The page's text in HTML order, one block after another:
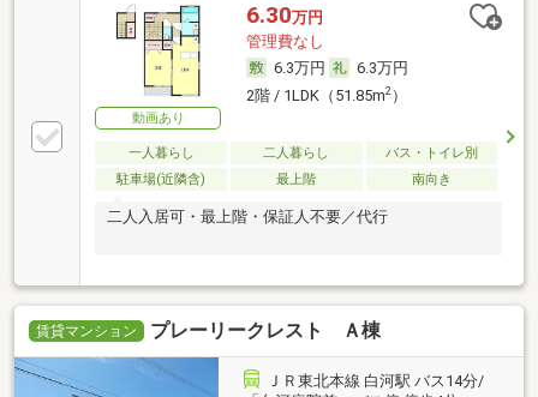
動画あり
6.30万円
管理費なし
6.3万円
6.3万円
2階 / 1LDK（51.85m2）
一人暮らし 二人暮らし
バス・トイレ別
駐車場(近隣含)
最上階 南向き
二人入居可・最上階・保証人不要／代行
賃貸マンション プレーリークレスト Ａ棟
ＪＲ東北本線 白河駅 バス14分/